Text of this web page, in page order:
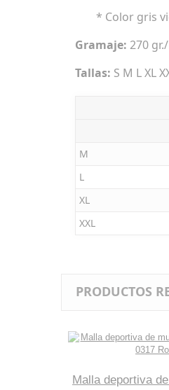
* Color gris
Gramaje: 270
Tallas: S M L XL
M
L
XL
XXL
PRODUCTOS
Malla deportiva